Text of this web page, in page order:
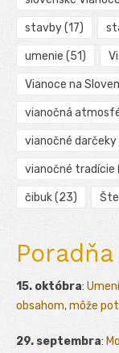
stavby(17)
umenie (51)
Vianoce na
vianočná
vianočné
vianočné tradície
čibuk(23)
Poradňa
15. októbra:
obsahom, môže
29. septembra: